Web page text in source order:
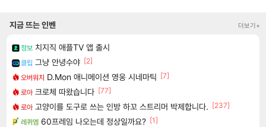
지금 뜨는 인벤 더보기+
정보 치지직 애플TV 앱 출시
클립 그냥 안녕수야 [2]
오버워치 D.Mon 애니메이션 영웅 시네마틱 [7]
로아 크로체 따왔습니다 [77]
로아 고양이를 도구로 쓰는 인방 하꼬 스트리머 박제합니다. [237]
레퀴엠 60프레임 나오는데 정상일까요? [1]